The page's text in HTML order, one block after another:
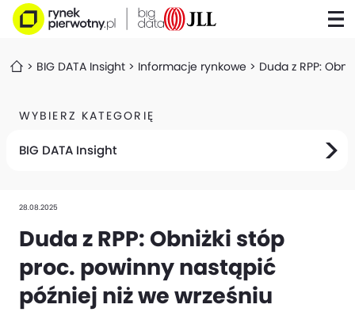
BIG DATA Insight Informacje rynkowe Duda z RPP:
WYBIERZ KATEGORIĘ
BIG DATA Insight
28.08.2025
Duda z RPP: Obniżki stóp
proc. powinny nastąpić
później niż we wrześniu